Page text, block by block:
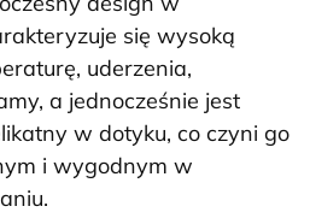
się wysoką
uderzenia,
a jednocześnie jest
w dotyku, co czyni go
i wygodnym w